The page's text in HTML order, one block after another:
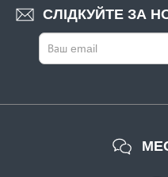
#FK-10006R-6
24 грн
СЛІДКУЙТЕ ЗА